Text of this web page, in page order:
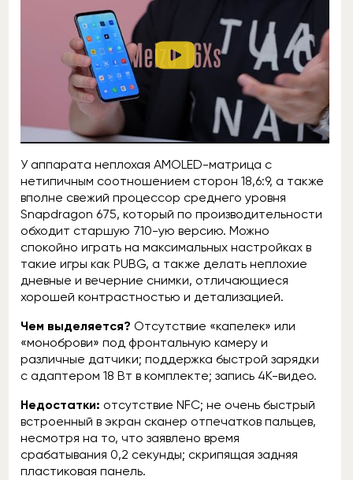
У аппарата неплохая AMOLED-матрица с
нетипичным соотношением сторон 18,6:9, а также
вполне свежий процессор среднего уровня
Snapdragon 675, который по производительности
обходит старшую 710-ую версию. Можно
спокойно играть на максимальных настройках в
такие игры как PUBG, а также делать неплохие
дневные и вечерние снимки, отличающиеся
хорошей контрастностью и детализацией.
Чем выделяется? Отсутствие «капелек» или
«моноброви» под фронтальную камеру и
различные датчики; поддержка быстрой зарядки
с адаптером 18 Вт в комплекте; запись 4К-видео.
Недостатки: отсутствие NFC; не очень быстрый
встроенный в экран сканер отпечатков пальцев,
несмотря на то, что заявлено время
срабатывания 0,2 секунды; скрипящая задняя
пластиковая панель.